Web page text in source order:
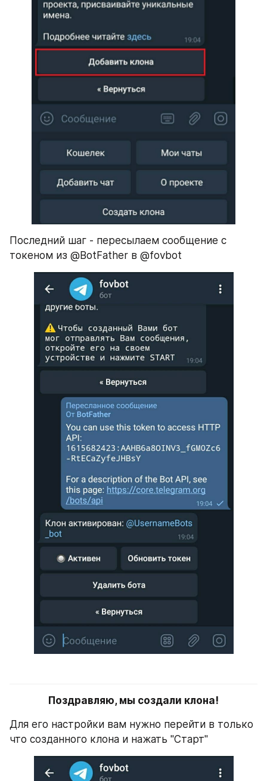
Последний шаг - пересылаем сообщение с
токеном из @BotFather в @fovbot
Поздравляю, мы создали клона!
Для его настройки вам нужно перейти в только
что созданного клона и нажать "Старт"